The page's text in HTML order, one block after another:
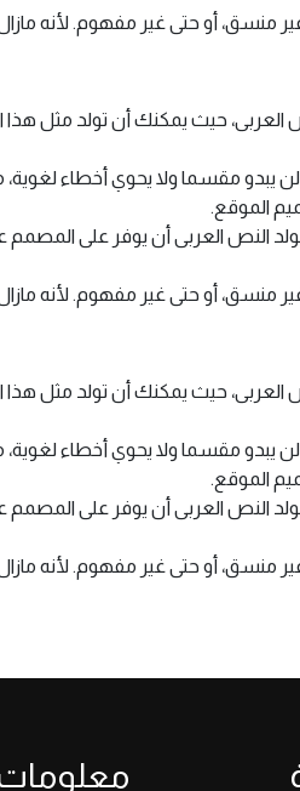
أو حتى غير مفهوم. لأنه مازال
حيث يمكنك أن تولد مثل هذا
لن يبدو مقسما ولا يحوي أخطاء
الموقع.
العربى أن يوفر على المصمم
أو حتى غير مفهوم. لأنه مازال
حيث يمكنك أن تولد مثل هذا
لن يبدو مقسما ولا يحوي أخطاء
الموقع.
العربى أن يوفر على المصمم
أو حتى غير مفهوم. لأنه مازال